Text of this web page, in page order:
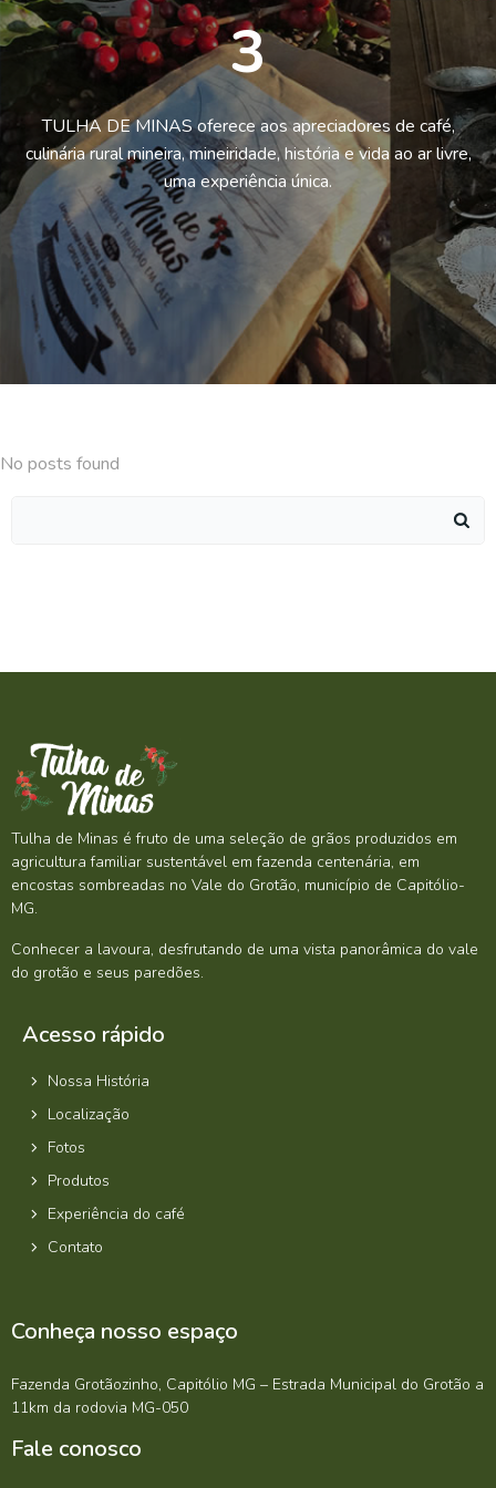
3
TULHA DE MINAS oferece aos apreciadores de café,
culinária rural mineira, mineiridade, história e vida ao ar livre,
uma experiência única.
No posts found
Tulha de Minas é fruto de uma seleção de grãos produzidos em
agricultura familiar sustentável em fazenda centenária, em
encostas sombreadas no Vale do Grotão, município de Capitólio-
MG.
Conhecer a lavoura, desfrutando de uma vista panorâmica do vale
do grotão e seus paredões.
Acesso rápido
Nossa História
Localização
Fotos
Produtos
Experiência do café
Contato
Conheça nosso espaço
Fazenda Grotãozinho, Capitólio MG – Estrada Municipal do Grotão a
11km da rodovia MG-050
Fale conosco